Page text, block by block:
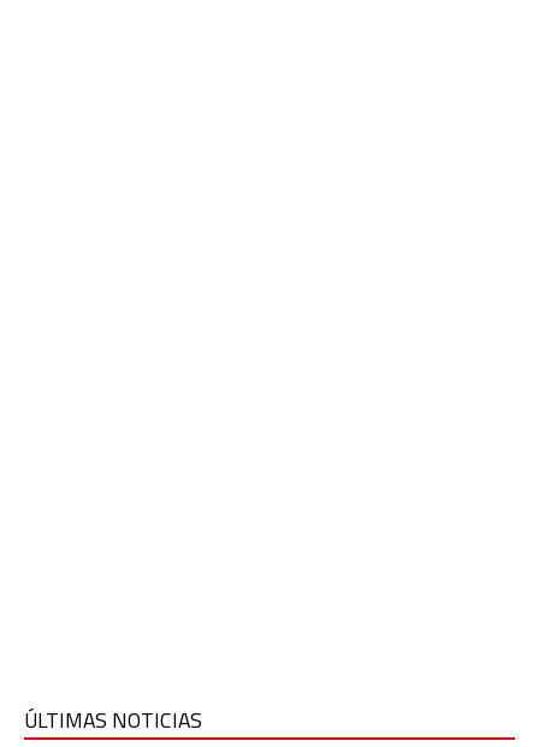
ÚLTIMAS NOTICIAS